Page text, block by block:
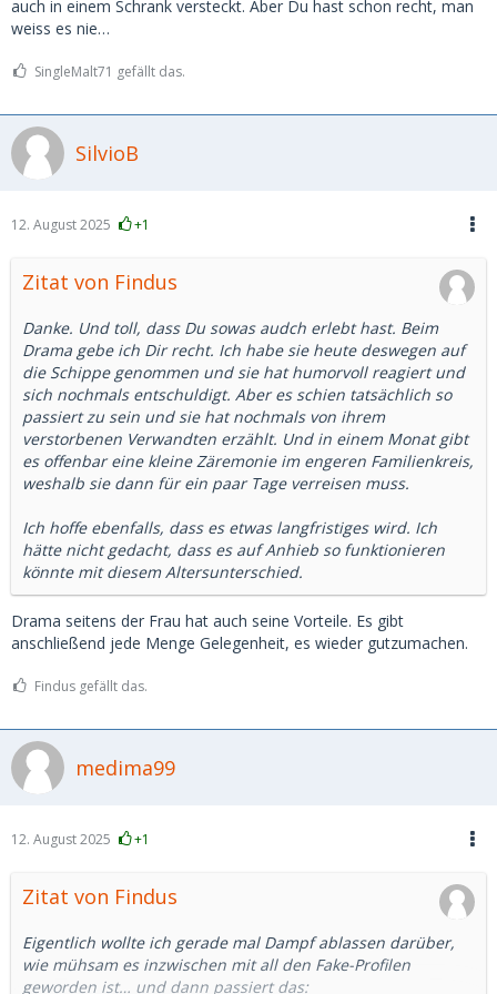
treffen. Sie meinte, wir könnten es einfach natürlich
angehen – ganz ohne finanzielle Unterstützung.
extrem sympathisch findet und sich schon auf unser
Wellenlänge.
Tja… und ich kann es immer noch nicht ganz fassen. Hat
jemand von euch schon mal etwas Ähnliches erlebt?
auch in einem Schrank versteckt. Aber Du hast schon recht, man
weiss es nie…
SingleMalt71 gefällt das.
SilvioB
12. August 2025 +1
Zitat von Findus
Danke. Und toll, dass Du sowas audch erlebt hast. Beim
Drama gebe ich Dir recht. Ich habe sie heute deswegen auf
die Schippe genommen und sie hat humorvoll reagiert und
sich nochmals entschuldigt. Aber es schien tatsächlich so
passiert zu sein und sie hat nochmals von ihrem
verstorbenen Verwandten erzählt. Und in einem Monat gibt
es offenbar eine kleine Zäremonie im engeren Familienkreis,
weshalb sie dann für ein paar Tage verreisen muss.
Ich hoffe ebenfalls, dass es etwas langfristiges wird. Ich
hätte nicht gedacht, dass es auf Anhieb so funktionieren
könnte mit diesem Altersunterschied.
Drama seitens der Frau hat auch seine Vorteile. Es gibt
anschließend jede Menge Gelegenheit, es wieder gutzumachen.
Findus gefällt das.
medima99
12. August 2025 +1
Zitat von Findus
Eigentlich wollte ich gerade mal Dampf ablassen darüber,
wie mühsam es inzwischen mit all den Fake-Profilen
geworden ist… und dann passiert das: